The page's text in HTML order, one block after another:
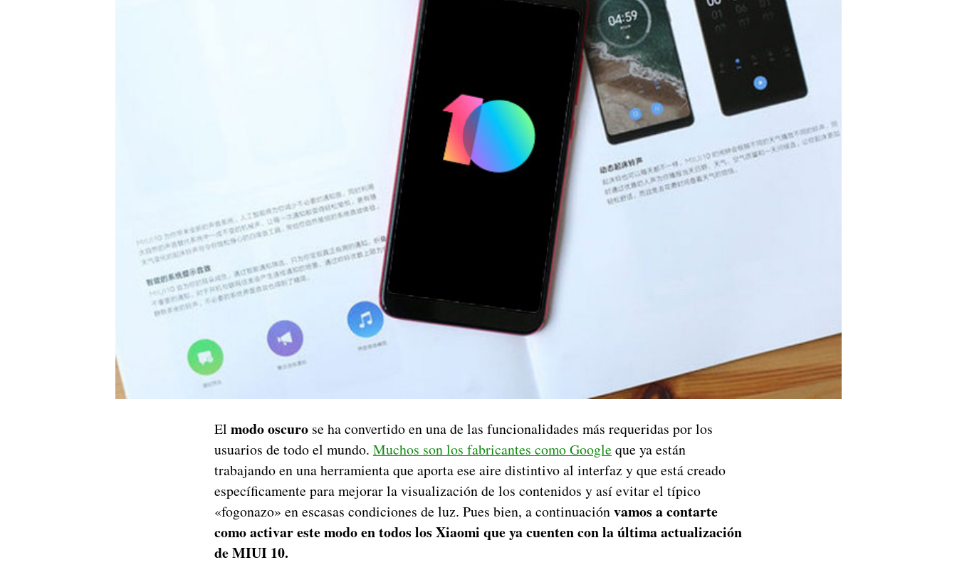
El modo oscuro se ha convertido en una de las funcionalidades más requeridas por los
usuarios de todo el mundo. Muchos son los fabricantes como Google que ya están
trabajando en una herramienta que aporta ese aire distintivo al interfaz y que está creado
específicamente para mejorar la visualización de los contenidos y así evitar el típico
«fogonazo» en escasas condiciones de luz. Pues bien, a continuaciónvamos a contarte
como activar este modo en todos los Xiaomi que ya cuenten con la última actualización
de MIUI 10.